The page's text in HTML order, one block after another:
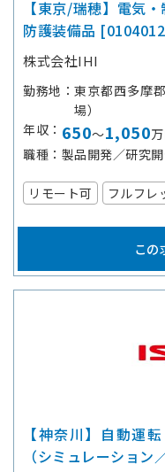
【東京/瑞穂】電気
防護装備品
株式会社IHI
勤務地
東京都西多摩
場）
年収
650～1,050
職種
製品開発／研究
リモート可 フルフレ
この
【神奈川】自動運
（シミュレーショ